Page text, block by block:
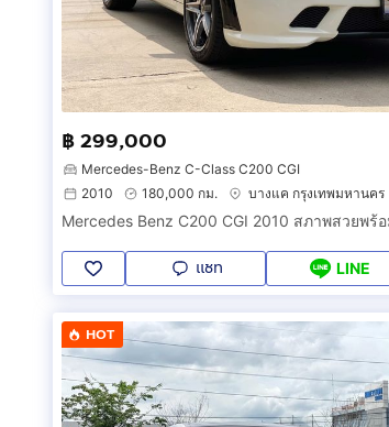
฿ 299,000
Mercedes-Benz C-Class C200 CGI
2010
180,000 กม. บางแค กรุงเทพมหานคร
Mercedes Benz C200 CGI 2010 สภาพสวยพร้
แชท LINE
HOT